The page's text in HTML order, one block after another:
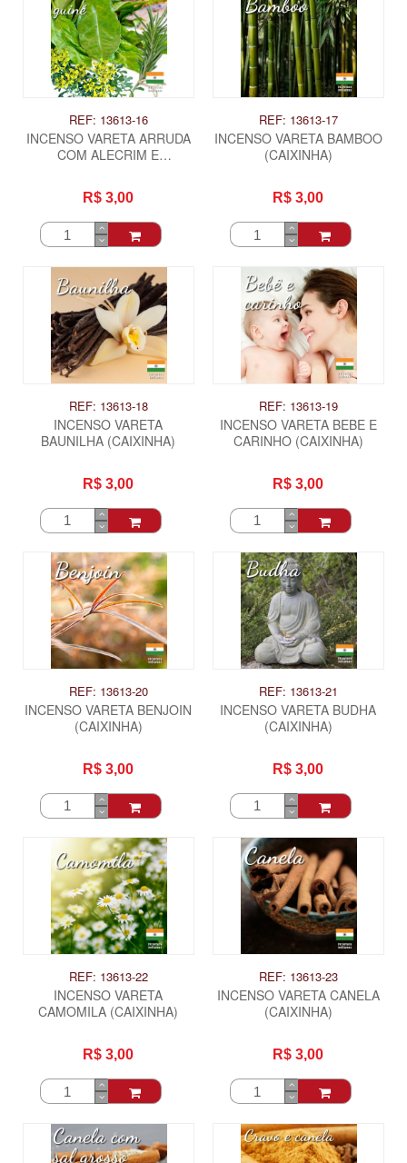
REF: 13613-16
INCENSO VARETA ARRUDA
COM ALECRIM E
R$ 3,00
REF: 13613-17
INCENSO VARETA BAMBOO
(CAIXINHA)
R$ 3,00
REF: 13613-18
INCENSO VARETA
BAUNILHA (CAIXINHA)
R$ 3,00
REF: 13613-19
INCENSO VARETA BEBE E
CARINHO (CAIXINHA)
R$ 3,00
REF: 13613-20
INCENSO VARETA BENJOIN
(CAIXINHA)
R$ 3,00
REF: 13613-21
INCENSO VARETA BUDHA
(CAIXINHA)
R$ 3,00
REF: 13613-22
INCENSO VARETA
CAMOMILA (CAIXINHA)
R$ 3,00
REF: 13613-23
INCENSO VARETA CANELA
(CAIXINHA)
R$ 3,00